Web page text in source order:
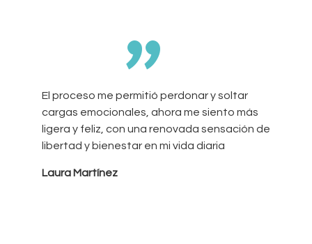
”
El proceso me permitió perdonar y soltar
cargas emocionales, ahora me siento más
ligera y feliz, con una renovada sensación de
libertad y bienestar en mi vida diaria
Laura Martínez